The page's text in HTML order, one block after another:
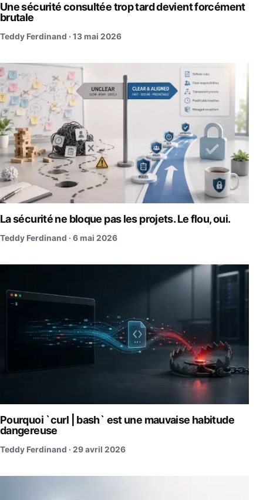
Une sécurité consultée trop tard devient forcément
brutale
Teddy Ferdinand · 13 mai 2026
La sécurité ne bloque pas les projets. Le flou, oui.
Teddy Ferdinand · 6 mai 2026
Pourquoi `curl | bash` est une mauvaise habitude
dangereuse
Teddy Ferdinand · 29 avril 2026